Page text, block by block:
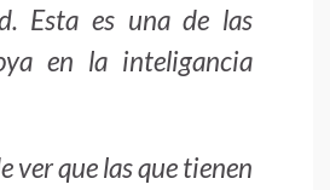
Esta es una de las
en la inteligancia
ver que las que tienen